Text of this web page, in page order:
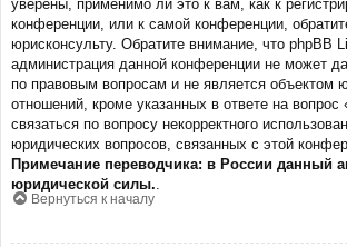
уверены, применимо ли это к вам, как к
конференции, или к самой конференции,
юрисконсульту. Обратите внимание, что phpBB
администрация данной конференции не может
по правовым вопросам и не является объектом
отношений, кроме указанных в ответе на
связаться по вопросу некорректного
юридических вопросов, связанных с этой
Примечание переводчика: в России данный
юридической силы.
Вернуться к началу